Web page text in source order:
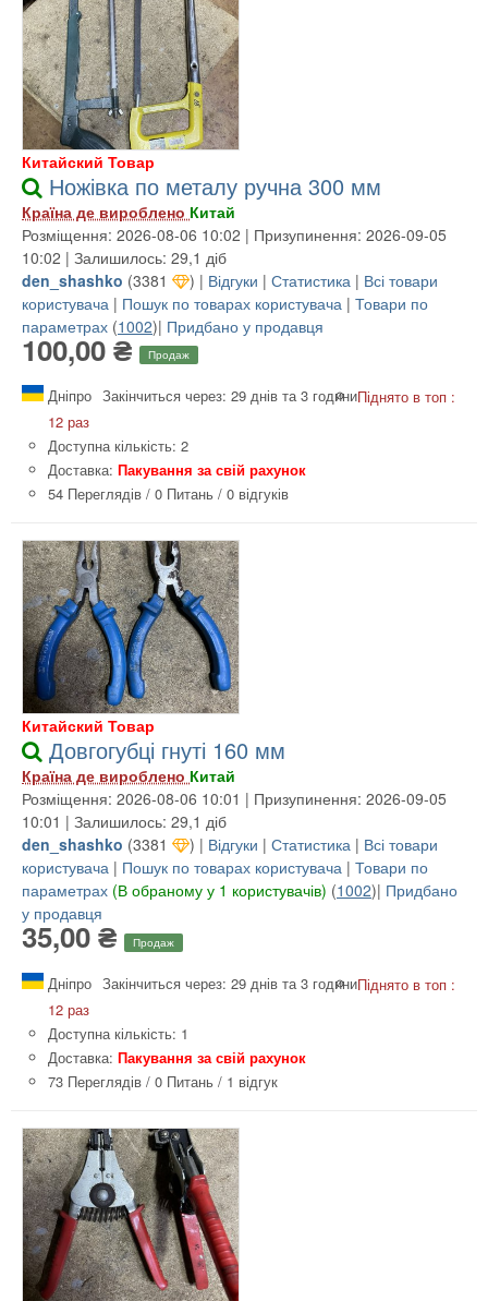
Китайский Товар
Ножівка по металу ручна 300 мм
Країна де вироблено Китай
Розміщення: 2026-08-06 10:02 | Призупинення: 2026-09-05
10:02 | Залишилось: 29,1 діб
den_shashko (3381 ) | Відгуки | Статистика | Всі товари
користувача | Пошук по товарах користувача | Товари по
параметрах (1002)| Придбано у продавця
100,00 ₴ Продаж
Дніпро Закінчиться через: 29 днів та 3 годиниПіднято в топ :
12 раз
Доступна кількість: 2
Доставка: Пакування за свій рахунок
54 Переглядів / 0 Питань / 0 відгуків
Китайский Товар
Довгогубці гнуті 160 мм
Країна де вироблено Китай
Розміщення: 2026-08-06 10:01 | Призупинення: 2026-09-05
10:01 | Залишилось: 29,1 діб
den_shashko (3381 ) | Відгуки | Статистика | Всі товари
користувача | Пошук по товарах користувача | Товари по
параметрах (В обраному у 1 користувачів) (1002)| Придбано
у продавця
35,00 ₴ Продаж
Дніпро Закінчиться через: 29 днів та 3 годиниПіднято в топ :
12 раз
Доступна кількість: 1
Доставка: Пакування за свій рахунок
73 Переглядів / 0 Питань / 1 відгук